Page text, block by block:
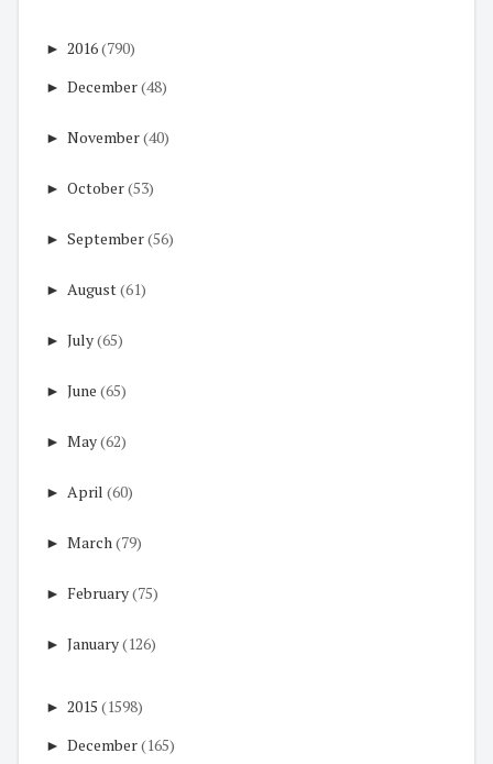
► 2016(790)
► December(48)
► November(40)
► October(53)
► September(56)
► August(61)
► July(65)
► June (65)
► May(62)
► April (60)
► March(79)
► February(75)
► January(126)
► 2015 (1598)
► December(165)